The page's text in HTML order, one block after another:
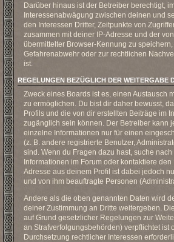
Darüber hinaus ist der Betreiber berechtigt,
Interessenabwägung zwischen deinen und
den Interessen Dritter, Zeitpunkte von
zusammen mit deiner IP-Adresse und der
übermittelter Browser-Kennung zu
Gefahrenabwehr oder zur rechtlichen
ist.
REGELUNGEN BEZÜGLICH DER WEITERGABE
Zweck eines Boards ist es, einen Austausch
zu ermöglichen. Du bist dir daher bewusst,
Profils und die von dir erstellten Beiträge im
zugänglich sein können. Der Betreiber kann
einzelne Informationen nur für einen
(z. B. andere registrierte Benutzer,
sind. Wenn du Fragen dazu hast, suche
Informationen im Forum oder kontaktiere
Adresse aus deinem Profil ist dabei jedoch
und von ihm beauftragte Personen
Andere als die oben genannten Daten wird
deiner Zustimmung an Dritte weitergeben.
auf Grund gesetzlicher Regelungen zur
an Strafverfolgungsbehörden) verpflichtet ist
Durchsetzung rechtlicher Interessen